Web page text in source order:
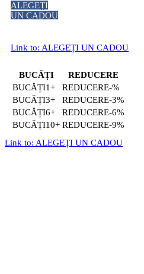
ALEGEȚI
UN CADOU
Link to: ALEGEȚI UN CADOU
BUCĂȚI
REDUCERE
1+
-%
3+
-3%
6+
-6%
10+
-9%
Link to: ALEGEȚI UN CADOU